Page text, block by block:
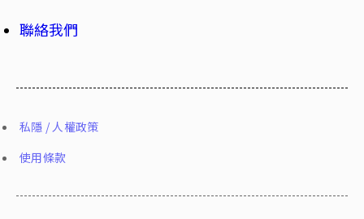
聯絡我們
私隱 / 人權政策
使用條款